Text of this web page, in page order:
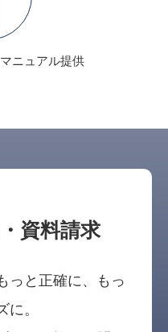
ニュアル提供
資料請求
っと正確に、もっ
。